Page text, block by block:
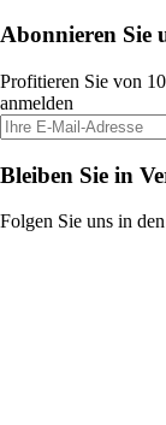
Abonnieren Sie
Profitieren Sie von
anmelden
Bleiben Sie in
Folgen Sie uns in